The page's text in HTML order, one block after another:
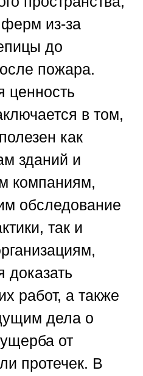
ферм из-за
до
пожара.
ценность
в том,
как
зданий и
компаниям,
обследование
так и
работ, а также
дела о
от
протечек. В